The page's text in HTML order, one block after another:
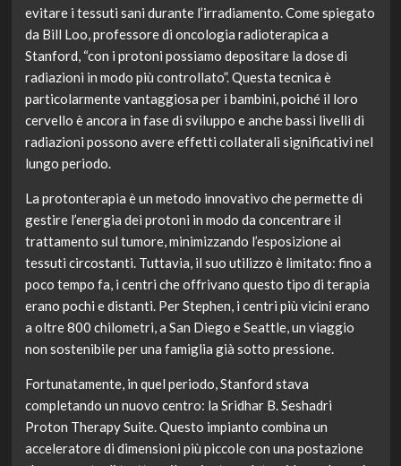
evitare i tessuti sani durante l’irradiamento. Come spiegato
da Bill Loo, professore di oncologia radioterapica a
Stanford, “con i protoni possiamo depositare la dose di
radiazioni in modo più controllato”. Questa tecnica è
particolarmente vantaggiosa per i bambini, poiché il loro
cervello è ancora in fase di sviluppo e anche bassi livelli di
radiazioni possono avere effetti collaterali significativi nel
lungo periodo.
La protonterapia è un metodo innovativo che permette di
gestire l’energia dei protoni in modo da concentrare il
trattamento sul tumore, minimizzando l’esposizione ai
tessuti circostanti. Tuttavia, il suo utilizzo è limitato: fino a
poco tempo fa, i centri che offrivano questo tipo di terapia
erano pochi e distanti. Per Stephen, i centri più vicini erano
a oltre 800 chilometri, a San Diego e Seattle, un viaggio
non sostenibile per una famiglia già sotto pressione.
Fortunatamente, in quel periodo, Stanford stava
completando un nuovo centro: la Sridhar B. Seshadri
Proton Therapy Suite. Questo impianto combina un
acceleratore di dimensioni più piccole con una postazione